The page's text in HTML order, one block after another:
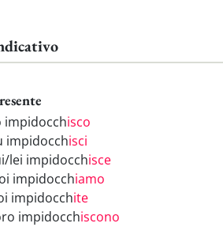
impidocchisco
impidocchisci
lei impidocchisce
impidocchiamo
impidocchite
impidocchiscono